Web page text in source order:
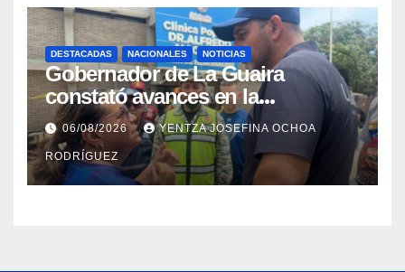
DESTACADAS NACIONALES NOTICIAS
Gobernador de La Guaira
constató avances en la
rehabilitación del Hospitalito de
Catia la Mar
06/08/2026 YENTZA JOSEFINA OCHOA
RODRÍGUEZ